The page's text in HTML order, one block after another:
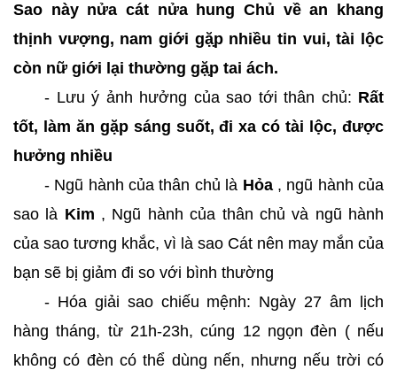
Sao này nửa cát nửa hung Chủ về an khang
thịnh vượng, nam giới gặ̣p nhiều tin vui, tài lộc
còn nữ giới lại thường gặ̣p tai ách.
- Lưu ý ảnh hưởng của sao tới thân chủ: Rất
tốt, làm ăn gặp sáng suốt, đi xa có tài lộc, được
hưởng nhiều
- Ngũ hành của thân chủ là Hỏa, ngũ hành của
sao là Kim , Ngũ hành của thân chủ và ngũ hành
của sao tương khắc, vì là sao Cát nên may mắn của
bạn sẽ bị giảm đi so với bình thường
- Hóa giải sao chiếu mệnh: Ngày 27 âm lịch
hàng tháng, từ 21h-23h, cúng 12 ngọn đèn ( nếu
không có đèn có thể dùng nến, nhưng nếu trời có